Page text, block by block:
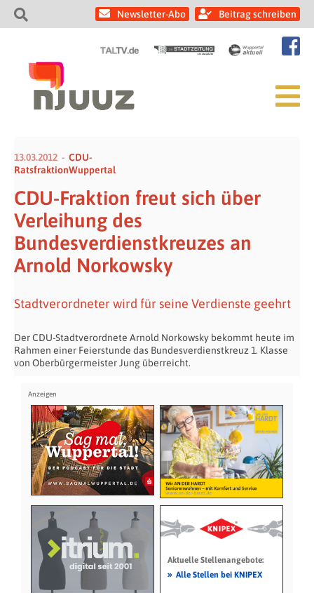
Newsletter-Abo Beitrag schreiben
13.03.2012
CDU-
RatsfraktionWuppertal
CDU-Fraktion freut sich über
Verleihung des
Bundesverdienstkreuzes an
Arnold Norkowsky
Stadtverordneter wird für seine Verdienste geehrt
Der CDU-Stadtverordnete Arnold Norkowsky bekommt heute im
Rahmen einer Feierstunde das Bundesverdienstkreuz 1. Klasse
von Oberbürgermeister Jung überreicht.
Aktuelle Stellenangebote:
» Alle Stellen bei KNIPEX